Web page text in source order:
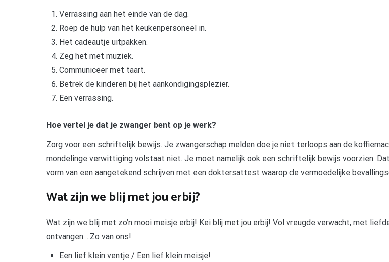
Verrassing aan het einde van de dag.
Roep de hulp van het keukenpersoneel in.
Het cadeautje uitpakken.
Zeg het met muziek.
Communiceer met taart.
Betrek de kinderen bij het aankondigingsplezier.
Een verrassing.
Hoe vertel je dat je zwanger bent op je werk?
Zorg voor een schriftelijk bewijs. Je zwangerschap melden doe je niet terloops aan de
mondelinge verwittiging volstaat niet. Je moet namelijk ook een schriftelijk bewijs voorzien.
vorm van een aangetekend schrijven met een doktersattest waarop de vermoedelijke
Wat zijn we blij met jou erbij?
Wat zijn we blij met zo’n mooi meisje erbij! Kei blij met jou erbij! Vol vreugde verwacht, met
ontvangen….Zo van ons!
Een lief klein ventje / Een lief klein meisje!